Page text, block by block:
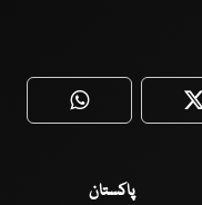
WhatsApp
پاکستان